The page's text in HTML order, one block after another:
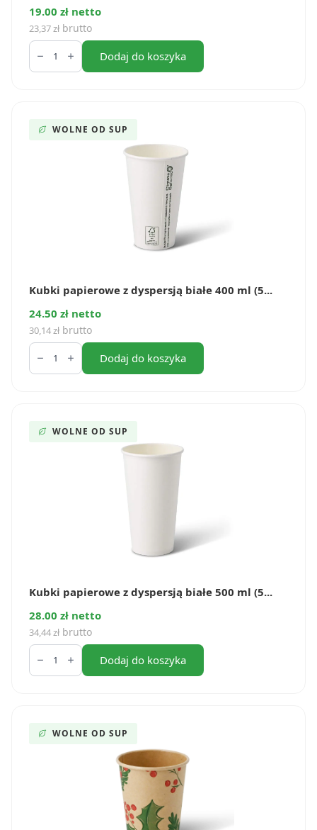
19.00 zł netto
23,37zł brutto
ilość
Kubki
papierowe
ml
(100
Dodaj do koszyka
WOLNE OD SUP
Kubki papierowe z dyspersją białe 400 ml (5...
24.50 zł netto
30,14zł brutto
ilość
Kubki
papierowe
ml
(50
Dodaj do koszyka
WOLNE OD SUP
Kubki papierowe z dyspersją białe 500 ml (5...
28.00 zł netto
34,44zł brutto
ilość
Kubki
papierowe
ml
(50
Dodaj do koszyka
WOLNE OD SUP